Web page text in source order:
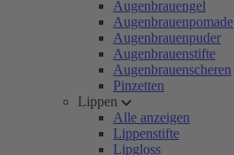
Augenbrauengel
Augenbrauenpomade
Augenbrauenpuder
Augenbrauenstifte
Augenbrauenscheren
Pinzetten
Lippen
Alle anzeigen
Lippenstifte
Lipgloss